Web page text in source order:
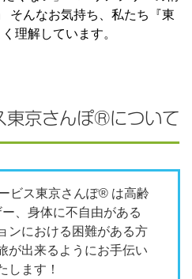
そんなお気持ち、私たち『東
理解しています。
東京さんぽ®について
ビス東京さんぽ® は高齢
、身体に不自由がある
ンにおける困難がある方
が出来るようにお手伝い
します！